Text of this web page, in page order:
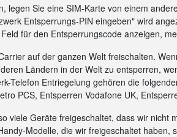
legen Sie eine SIM-Karte von einem
Entsperrungs-PIN eingeben" wird
für den Entsperrungscode anzeigen,
auf der ganzen Welt freischalten.
Ländern in der Welt zu entsperren,
Telefon Entriegelung gehören die
PCS, Entsperren Vodafone UK,
viele Geräte freigeschaltet, dass wir nicht
Modelle, die wir freigeschaltet haben,